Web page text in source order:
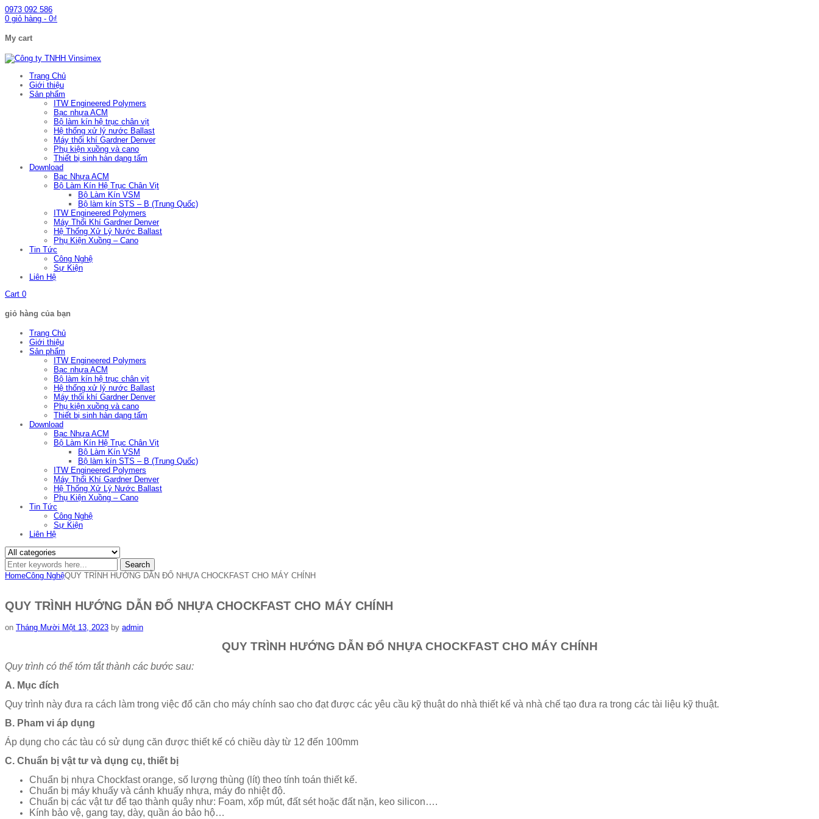
0973 092 586
0 giỏ hàng - 0₫
My cart
Trang Chủ
Giới thiệu
Sản phẩm
ITW Engineered Polymers
Bạc nhựa ACM
Bộ làm kín hệ trục chân vịt
Hệ thống xử lý nước Ballast
Máy thổi khí Gardner Denver
Phụ kiện xuồng và cano
Thiết bị sinh hàn dạng tấm
Download
Bạc Nhựa ACM
Bộ Làm Kín Hệ Trục Chân Vịt
Bộ Làm Kín VSM
Bộ làm kín STS – B (Trung Quốc)
ITW Engineered Polymers
Máy Thổi Khí Gardner Denver
Hệ Thống Xử Lý Nước Ballast
Phụ Kiện Xuồng – Cano
Tin Tức
Công Nghệ
Sự Kiện
Liên Hệ
Cart 0
giỏ hàng của bạn
Trang Chủ
Giới thiệu
Sản phẩm
ITW Engineered Polymers
Bạc nhựa ACM
Bộ làm kín hệ trục chân vịt
Hệ thống xử lý nước Ballast
Máy thổi khí Gardner Denver
Phụ kiện xuồng và cano
Thiết bị sinh hàn dạng tấm
Download
Bạc Nhựa ACM
Bộ Làm Kín Hệ Trục Chân Vịt
Bộ Làm Kín VSM
Bộ làm kín STS – B (Trung Quốc)
ITW Engineered Polymers
Máy Thổi Khí Gardner Denver
Hệ Thống Xử Lý Nước Ballast
Phụ Kiện Xuồng – Cano
Tin Tức
Công Nghệ
Sự Kiện
Liên Hệ
Search
HomeCông NghệQUY TRÌNH HƯỚNG DẪN ĐỔ NHỰA CHOCKFAST CHO MÁY CHÍNH
QUY TRÌNH HƯỚNG DẪN ĐỔ NHỰA CHOCKFAST CHO MÁY CHÍNH
on Tháng Mười Một 13, 2023 by admin
QUY TRÌNH HƯỚNG DẪN ĐỔ NHỰA CHOCKFASTCHO MÁY CHÍNH
Quy trình có thể tóm tắt thành các bước sau:
A. Mục đích
Quy trình này đưa ra cách làm trong việc đổ căn cho máy chính sao cho đạt được các yêu cầu kỹ thuật do nhà thiết kế và nhà chế tạo đưa ra trong các tài liệu kỹ thuật.
B. Pham vi áp dụng
Áp dụng cho các tàu có sử dụng căn được thiết kế có chiều dày từ 12 đến 100mm
C. Chuẩn bị vật tư và dụng cụ, thiết bị
Chuẩn bị nhựa Chockfast orange, số lượng thùng (lít) theo tính toán thiết kế.
Chuẩn bị máy khuấy và cánh khuấy nhựa, máy đo nhiệt độ.
Chuẩn bị các vật tư để tạo thành quây như: Foam, xốp mút, đất sét hoặc đất nặn, keo silicon….
Kính bảo vệ, gang tay, dày, quần áo bảo hộ…